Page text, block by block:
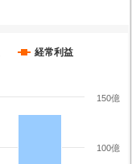
経常利益
100億
150億